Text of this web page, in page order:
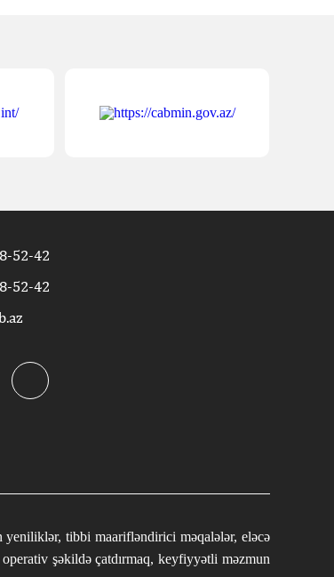
52-42
52-42
yeniliklər, tibbi maarifləndirici məqalələr, eləcə
şəkildə çatdırmaq, keyfiyyətli məzmun